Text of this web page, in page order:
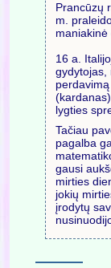
Prancūzų
m.
maniakinė
16 a.
gydytojas,
lygties
Tačiau
pagalba
gausi
mirties
jokių
įrodytų